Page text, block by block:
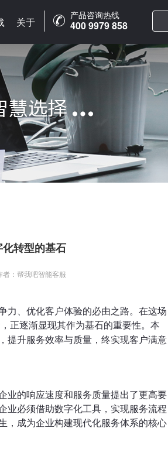
关于
产品咨询热线
400 9979 858
关于
产品咨询热线
400 9979 858
转型的基石
者：帮我吧智能客服
力、优化客户体验的必由之路。在这场
正逐渐显现其作为基石的重要性。本
提升服务效率与质量，终实现客户满意
业的响应速度和服务质量提出了更高要
业必须借助数字化工具，实现服务流程
，成为企业构建现代化服务体系的核心